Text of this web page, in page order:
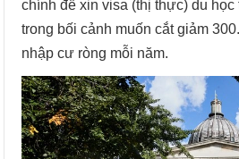
chính để xin visa (thị thực) du
trong bối cảnh muốn cắt giảm
nhập cư ròng mỗi năm.